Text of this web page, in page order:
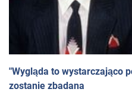
"Wygląda to wystarczająco
zostanie zbadana